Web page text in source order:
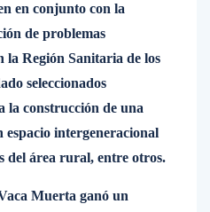
en conjunto con la
de problemas
la Región Sanitaria de los
seleccionados
la construcción de una
intergeneracional
del área rural, entre otros.
Muerta ganó un